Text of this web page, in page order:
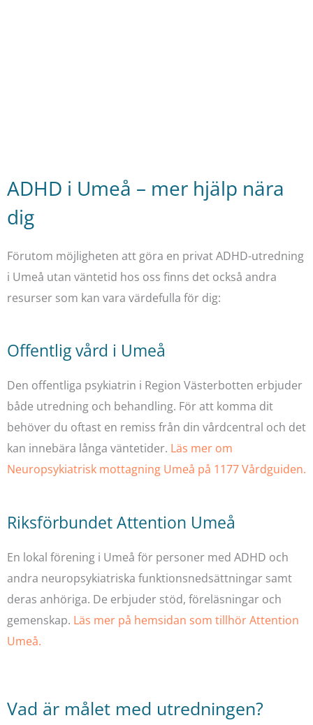
ADHD i Umeå – mer hjälp nära
dig
Förutom möjligheten att göra en privat ADHD-utredning
i Umeå utan väntetid hos oss finns det också andra
resurser som kan vara värdefulla för dig:
Offentlig vård i Umeå
Den offentliga psykiatrin i Region Västerbotten erbjuder
både utredning och behandling. För att komma dit
behöver du oftast en remiss från din vårdcentral och det
kan innebära långa väntetider. Läs mer om
Neuropsykiatrisk mottagning Umeå på 1177 Vårdguiden.
Riksförbundet Attention Umeå
En lokal förening i Umeå för personer med ADHD och
andra neuropsykiatriska funktionsnedsättningar samt
deras anhöriga. De erbjuder stöd, föreläsningar och
gemenskap. Läs mer på hemsidan som tillhör Attention
Umeå.
Vad är målet med utredningen?